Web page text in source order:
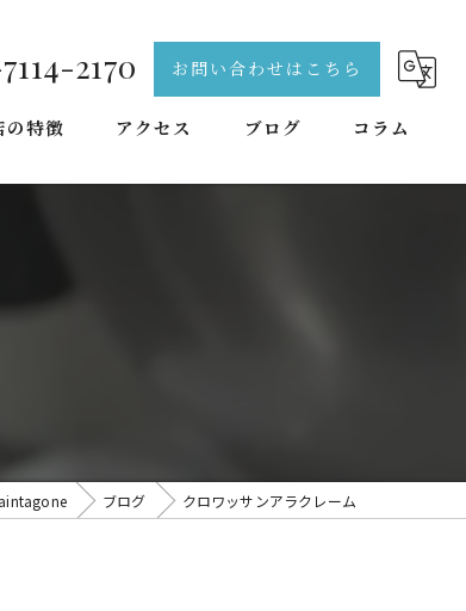
2170 お問い合わせはこちら
の特徴
子
アクセス ブログ コラム
ブログ クロワッサンアラクレーム